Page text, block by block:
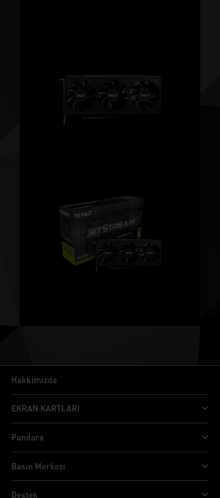
Hakkımızda
Hakkımızda
EKRAN KARTLARI
GeForce RTX™ 40 Series
GeForce RTX™ 30 Series
Pandora
NVIDIA Jetson Orin™ Nano Super
Basın Merkezi
Destek